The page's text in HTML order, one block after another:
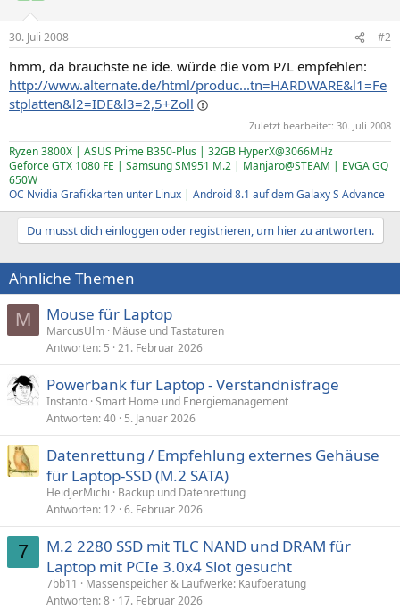
30. Juli 2008 #2
hmm, da brauchste ne ide. würde die vom P/L empfehlen:
http://www.alternate.de/html/produc...tn=HARDWARE&l1=Fe
stplatten&l2=IDE&l3=2,5+Zoll
Zuletzt bearbeitet: 30. Juli 2008
Ryzen 3800X | ASUS Prime B350-Plus | 32GB HyperX@3066MHz
Geforce GTX 1080 FE | Samsung SM951 M.2 | Manjaro@STEAM | EVGA GQ
650W
OC Nvidia Grafikkarten unter Linux | Android 8.1 auf dem Galaxy S Advance
Du musst dich einloggen oder registrieren, um hier zu antworten.
Ähnliche Themen
M Mouse für Laptop
MarcusUlm Mäuse und Tastaturen
Antworten 5 21. Februar 2026
Powerbank für Laptop - Verständnisfrage
Instanto Smart Home und Energiemanagement
Antworten 40 5. Januar 2026
Datenrettung / Empfehlung externes Gehäuse
für Laptop-SSD (M.2 SATA)
HeidjerMichi
Backup und Datenrettung
Antworten 12 6. Februar 2026
7
M.2 2280 SSD mit TLC NAND und DRAM für
Laptop mit PCIe 3.0x4 Slot gesucht
7bb11
Massenspeicher & Laufwerke: Kaufberatung
Antworten 8 17. Februar 2026